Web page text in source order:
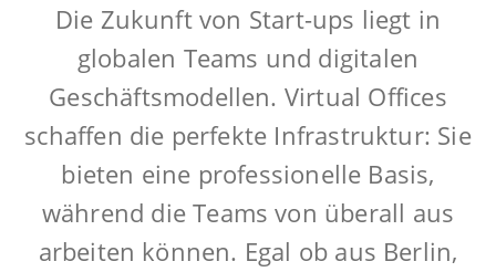
Die Zukunft von Start-ups liegt in
globalen Teams und digitalen
Geschäftsmodellen. Virtual Offices
schaffen die perfekte Infrastruktur: Sie
bieten eine professionelle Basis,
während die Teams von überall aus
arbeiten können. Egal ob aus Berlin,